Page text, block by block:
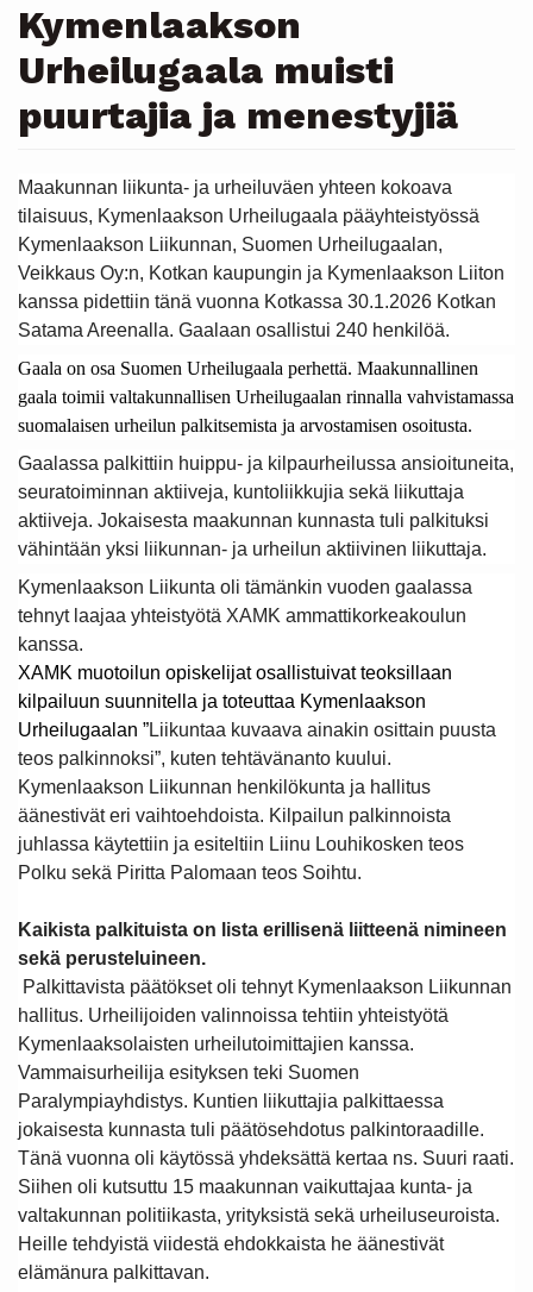
Kymenlaakson
Urheilugaala muisti
puurtajia ja menestyjiä
Maakunnan liikunta- ja urheiluväen yhteen kokoava
tilaisuus, Kymenlaakson Urheilugaala pääyhteistyössä
Kymenlaakson Liikunnan, Suomen Urheilugaalan,
Veikkaus Oy:n, Kotkan kaupungin ja Kymenlaakson Liiton
kanssa pidettiin tänä vuonna Kotkassa 30.1.2026 Kotkan
Satama Areenalla. Gaalaan osallistui 240 henkilöä.
Gaala on osa Suomen Urheilugaala perhettä. Maakunnallinen
gaala toimii valtakunnallisen Urheilugaalan rinnalla vahvistamassa
suomalaisen urheilun palkitsemista ja arvostamisen osoitusta.
Gaalassa palkittiin huippu- ja kilpaurheilussa ansioituneita,
seuratoiminnan aktiiveja, kuntoliikkujia sekä liikuttaja
aktiiveja. Jokaisesta maakunnan kunnasta tuli palkituksi
vähintään yksi liikunnan- ja urheilun aktiivinen liikuttaja.
Kymenlaakson Liikunta oli tämänkin vuoden gaalassa
tehnyt laajaa yhteistyötä XAMK ammattikorkeakoulun
kanssa.
XAMK muotoilun opiskelijat osallistuivat teoksillaan
kilpailuun suunnitella ja toteuttaa Kymenlaakson
Urheilugaalan ”Liikuntaa kuvaava ainakin osittain puusta
teos palkinnoksi”, kuten tehtävänanto kuului.
Kymenlaakson Liikunnan henkilökunta ja hallitus
äänestivät eri vaihtoehdoista. Kilpailun palkinnoista
juhlassa käytettiin ja esiteltiin Liinu Louhikosken teos
Polku sekä Piritta Palomaan teos Soihtu.
Kaikista palkituista on lista erillisenä liitteenä nimineen
sekä perusteluineen.
Palkittavista päätökset oli tehnyt Kymenlaakson Liikunnan
hallitus. Urheilijoiden valinnoissa tehtiin yhteistyötä
Kymenlaaksolaisten urheilutoimittajien kanssa.
Vammaisurheilija esityksen teki Suomen
Paralympiayhdistys. Kuntien liikuttajia palkittaessa
jokaisesta kunnasta tuli päätösehdotus palkintoraadille.
Tänä vuonna oli käytössä yhdeksättä kertaa ns. Suuri raati.
Siihen oli kutsuttu 15 maakunnan vaikuttajaa kunta- ja
valtakunnan politiikasta, yrityksistä sekä urheiluseuroista.
Heille tehdyistä viidestä ehdokkaista he äänestivät
elämänura palkittavan.